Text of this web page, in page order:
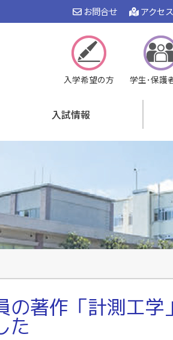
アクセス
お問合せ
入学希望の方 学生･保護
入試情報
の著作「計測工
た